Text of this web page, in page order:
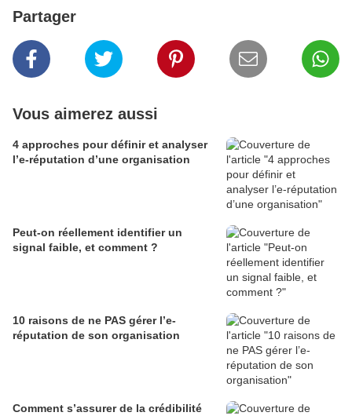
Partager
Vous aimerez aussi
4 approches pour définir et analyser
l’e-réputation d’une organisation
Peut-on réellement identifier un
signal faible, et comment ?
10 raisons de ne PAS gérer l’e-
réputation de son organisation
Comment s’assurer de la crédibilité